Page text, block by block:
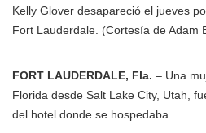
Kelly Glover desapareció el jueves
Fort Lauderdale. (Cortesía de Adam
FORT LAUDERDALE, Fla. – Una
Florida desde Salt Lake City, Utah,
del hotel donde se hospedaba.